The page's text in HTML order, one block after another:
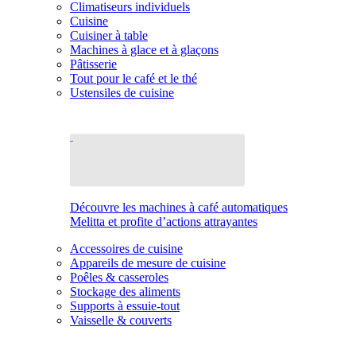
Climatiseurs individuels
Cuisine
Cuisiner à table
Machines à glace et à glaçons
Pâtisserie
Tout pour le café et le thé
Ustensiles de cuisine
Découvre les machines à café automatiques
Melitta et profite d’actions attrayantes
Accessoires de cuisine
Appareils de mesure de cuisine
Poêles & casseroles
Stockage des aliments
Supports à essuie-tout
Vaisselle & couverts